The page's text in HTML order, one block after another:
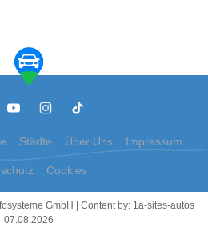
Städte Über Uns Impressum
Cookies
GmbH | Content by: 1a-sites-autos
07.08.2026